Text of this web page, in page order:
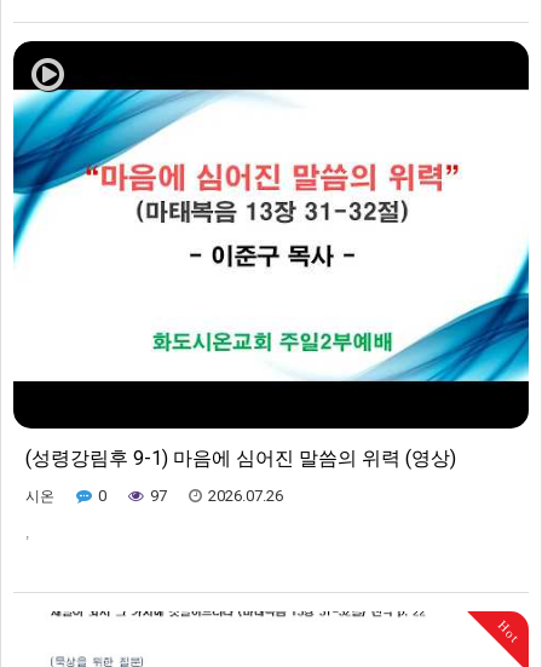
(성령강림후 9-1) 마음에 심어진 말씀의 위력 (영상)
시온 0 97 2026.07.26
,
Hot